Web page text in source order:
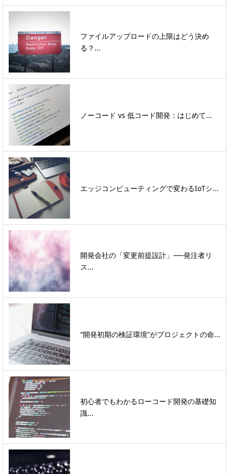
ファイルアップロードの上限はどう決め
る？...
ノーコード vs 低コード開発：はじめて...
エッジコンピューティングで変わるIoTシ...
開発会社の「変更前提設計」──発注者リ
ス...
“開発初期の検証環境”がプロジェクトの命...
初心者でもわかるローコード開発の基礎知
識...